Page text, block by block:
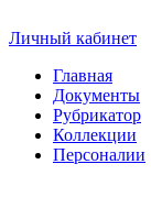
Личный кабинет
Главная
Документы
Рубрикатор
Коллекции
Персоналии